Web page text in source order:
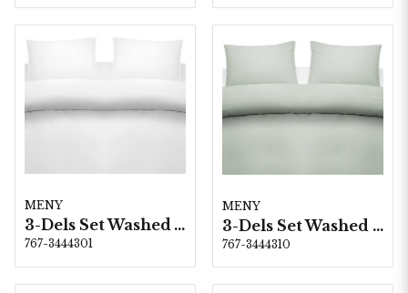
MENY
3-Dels Set Washed Vit Dubbel
767-3444301
MENY
3-Dels Set Washed Grön Dubbel
767-3444310